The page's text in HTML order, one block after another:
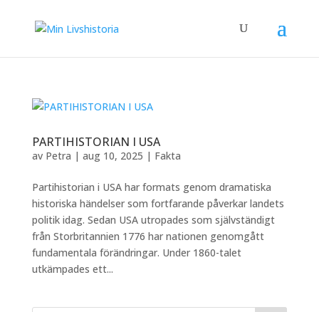
PARTIHISTORIAN I USA
av Petra | aug 10, 2025 | Fakta
Partihistorian i USA har formats genom dramatiska
historiska händelser som fortfarande påverkar landets
politik idag. Sedan USA utropades som självständigt
från Storbritannien 1776 har nationen genomgått
fundamentala förändringar. Under 1860-talet
utkämpades ett...